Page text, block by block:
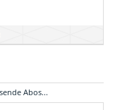
Abos...